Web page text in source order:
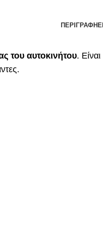
ΠΕΡΙΓΡΑΦΉ
του αυτοκινήτου.